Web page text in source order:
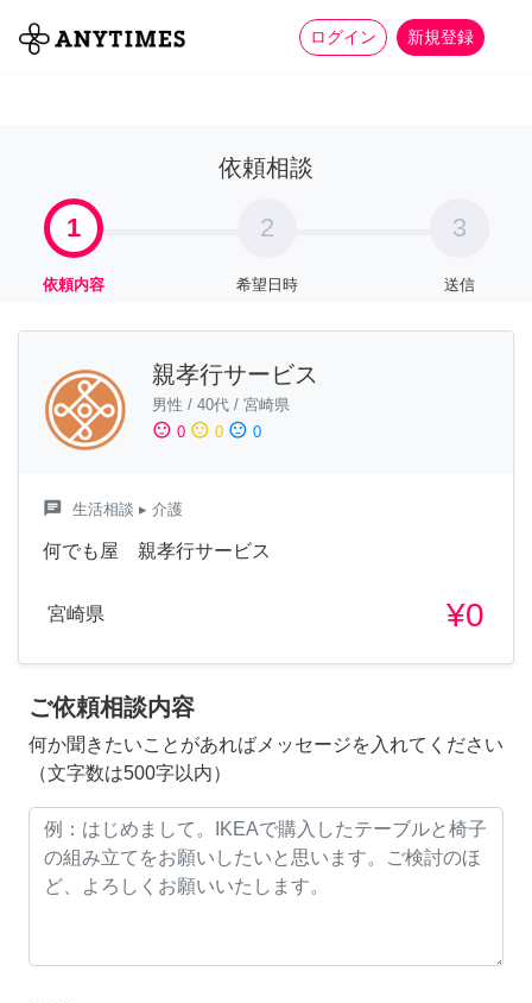
ログイン 新規登録
全て 家事 more_horiz
依頼相談
1
依頼内容
2
希望日時
3
送信
親孝行サービス
男性 / 40代 / 宮崎県
sentiment_satisfied 0 sentiment_neutral 0 sentiment_dissatisfied 0
chat 生活相談 ▸ 介護
何でも屋 親孝行サービス
宮崎県 ¥0
ご依頼相談内容
何か聞きたいことがあればメッセージを入れてください
（文字数は500字以内）